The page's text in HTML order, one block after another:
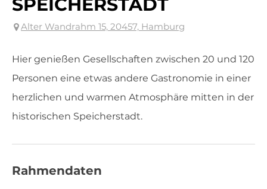
SPEICHERSTADT
Alter Wandrahm 15, 20457, Hamburg
Hier genießen Gesellschaften zwischen 20 und 120
Personen eine etwas andere Gastronomie in einer
herzlichen und warmen Atmosphäre mitten in der
historischen Speicherstadt.
Rahmendaten